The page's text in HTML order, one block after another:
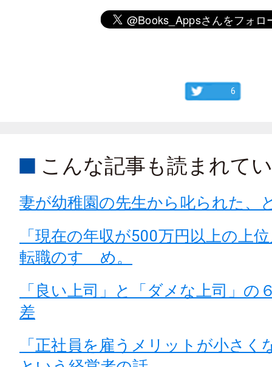
6
こんな記事も読まれて
妻が幼稚園の先生から叱られた、
「現在の年収が500万円以上の上
転職のすゝめ。
「良い上司」と「ダメな上司」の
差
「正社員を雇うメリットが小さく